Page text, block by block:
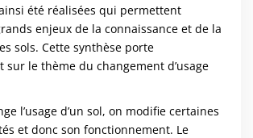
été réalisées qui permettent
enjeux de la connaissance et de la
sols. Cette synthèse porte
sur le thème du changement d’usage
l’usage d’un sol, on modifie certaines
et donc son fonctionnement. Le